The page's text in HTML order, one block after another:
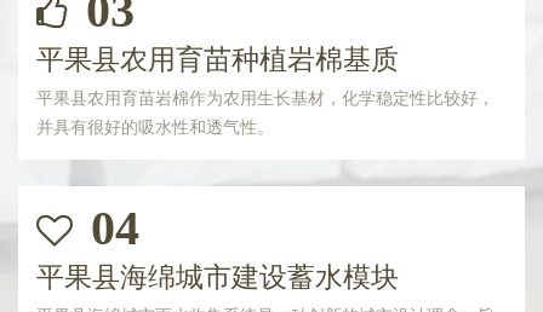
平果县农用育苗种植岩棉基质
平果县农用育苗岩棉作为农用生长基材，化学稳定性比较好，
并具有很好的吸水性和透气性。
04
平果县海绵城市建设蓄水模块